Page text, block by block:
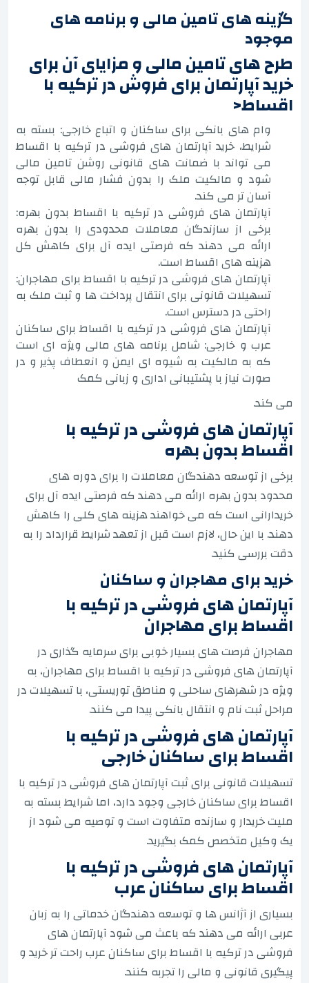
گزینه های تامین مالی و برنامه های
موجود
طرح های تامین مالی و مزایای آن برای
خرید آپارتمان برای فروش در ترکیه با
اقساط<
وام های بانکی برای ساکنان و اتباع خارجی: بسته به
شرایط، خرید آپارتمان های فروشی در ترکیه با اقساط
می تواند با ضمانت های قانونی روشن تامین مالی
شود و مالکیت ملک را بدون فشار مالی قابل توجه
آسان تر می کند.
آپارتمان های فروشی در ترکیه با اقساط بدون بهره:
برخی از سازندگان معاملات محدودی را بدون بهره
ارائه می دهند که فرصتی ایده آل برای کاهش کل
هزینه های اقساط است.
آپارتمان های فروشی در ترکیه با اقساط برای مهاجران:
تسهیلات قانونی برای انتقال پرداخت ها و ثبت ملک به
راحتی در دسترس است.
آپارتمان های فروشی در ترکیه با اقساط برای ساکنان
عرب و خارجی: شامل برنامه های مالی ویژه ای است
که به مالکیت به شیوه ای ایمن و انعطاف پذیر و در
صورت نیاز با پشتیبانی اداری و زبانی کمک
می کند.
آپارتمان های فروشی در ترکیه با
اقساط بدون بهره
برخی از توسعه دهندگان معاملات را برای دوره های
محدود بدون بهره ارائه می دهند که فرصتی ایده آل برای
خریدارانی است که می خواهند هزینه های کلی را کاهش
دهند. با این حال، لازم است قبل از تعهد شرایط قرارداد را به
دقت بررسی کنید.
خرید برای مهاجران و ساکنان
آپارتمان های فروشی در ترکیه با
اقساط برای مهاجران
مهاجران فرصت های بسیار خوبی برای سرمایه گذاری در
آپارتمان های فروشی در ترکیه با اقساط برای مهاجران، به
ویژه در شهرهای ساحلی و مناطق توریستی، با تسهیلات در
مراحل ثبت نام و انتقال بانکی پیدا می کنند.
آپارتمان های فروشی در ترکیه با
اقساط برای ساکنان خارجی
تسهیلات قانونی برای ثبت آپارتمان های فروشی در ترکیه با
اقساط برای ساکنان خارجی وجود دارد، اما شرایط بسته به
ملیت خریدار و سازنده متفاوت است و توصیه می شود از
یک وکیل متخصص کمک بگیرید.
آپارتمان های فروشی در ترکیه با
اقساط برای ساکنان عرب
بسیاری از آژانس ها و توسعه دهندگان خدماتی را به زبان
عربی ارائه می دهند که باعث می شود آپارتمان های
فروشی در ترکیه با اقساط برای ساکنان عرب راحت تر خرید و
پیگیری قانونی و مالی را تجربه کنند.